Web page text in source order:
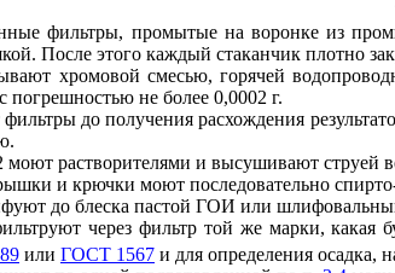
фильтры, промытые на воронке из
После этого каждый стаканчик плотно
хромовой смесью, горячей
не более 0,0002 г.
до получения расхождения
растворителями и высушивают струей
и крючки моют последовательно
до блеска пастой ГОИ или
через фильтр той же марки, какая
или ГОСТ 1567 и для определения осадка,